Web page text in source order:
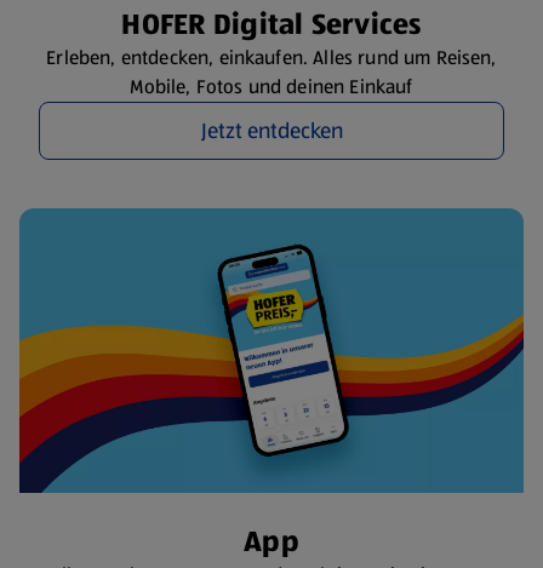
HOFER Digital Services
Erleben, entdecken, einkaufen. Alles rund um Reisen,
Mobile, Fotos und deinen Einkauf
Jetzt entdecken
App